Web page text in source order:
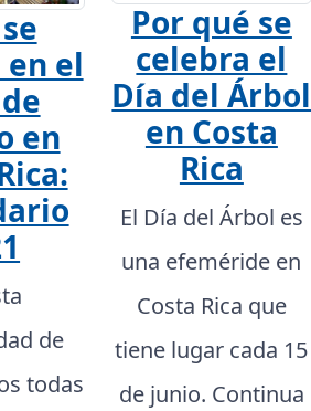
el
en
de
todas
Por qué se
celebra el
Día del Árbol
en Costa
Rica
El Día del Árbol es
una efeméride en
Costa Rica que
tiene lugar cada 15
de junio. Continua